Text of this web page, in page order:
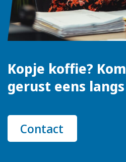
Kopje koffie? Kom
gerust eens langs
Contact